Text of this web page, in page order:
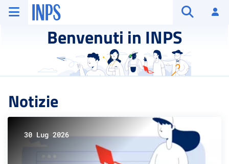
Vai al menu principale
Vai al contenuto principale
Vai al pie' di pagina
INPS ()
Benvenuti in INPS
Notizie
30 Lug 2026